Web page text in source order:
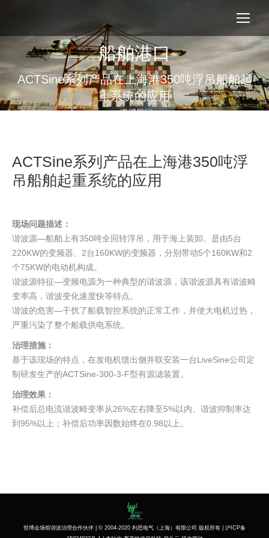
船舶港口
ACTSine系列产品在上海港350吨浮吊船舶起
重系统的应用
您在这里：
ACTSine系列产品在上海港350吨浮
吊船舶起重系统的应用
现场问题描述：
谐波源—船舶上有350吨全回转浮吊，用于海上装卸。是由5台
220KW的变频器、2台160KW的变频器，分别带动5个160KW和2
个75KW的电动机构成。
谐波源特征—变频电源为一种典型的谐波源，该谐波源具有谐波畸
变率高，谐波变化速度快等特点。
谐波的危害—干扰了船载智控系统的正常工作，并使大电机过热，
严重污染了整个船载供电系统。
治理措施：
基于该现场的特点，在发电机馈出侧并联安装一台LiveSine公司定
制研发生产的ACTSine-300-3-F型有源滤装置。
治理效果：
补偿后总电流谐波畸变率从26%左右降至5%以内、谐波抑制率达
到95%以上；补偿后功率因数始终在0.98以上。
世博会场馆谐波治理合作伙伴 | © 2004-2020 利思电气（上海）有限公司 版权所有 | 沪ICP备